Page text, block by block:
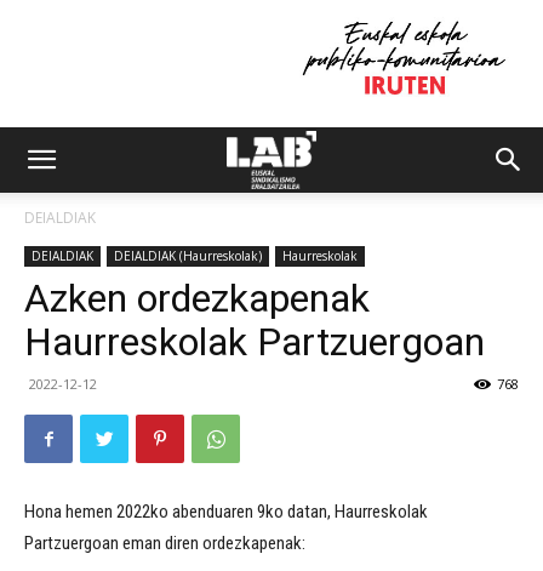
DEIALDIAK
DEIALDIAK DEIALDIAK (Haurreskolak) Haurreskolak
Azken ordezkapenak
Haurreskolak Partzuergoan
2022-12-12 768
Hona hemen 2022ko abenduaren 9ko datan, Haurreskolak
Partzuergoan eman diren ordezkapenak: